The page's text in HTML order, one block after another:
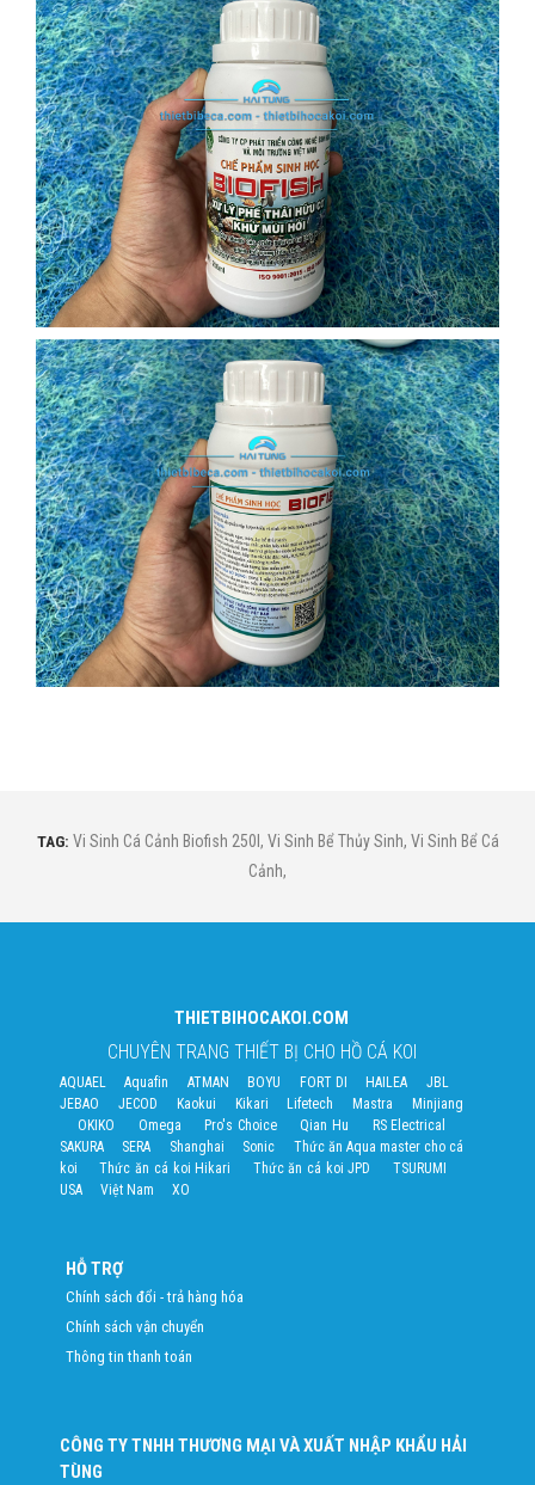
TAG: Vi Sinh Cá Cảnh Biofish 250l , Vi Sinh Bể Thủy Sinh, Vi Sinh Bể Cá
Cảnh,
THIETBIHOCAKOI.COM
CHUYÊN TRANG THIẾT BỊ CHO HỒ CÁ KOI
AQUAEL Aquafin ATMAN BOYU FORT DI HAILEA
JBL
JEBAO
JECOD Kaokui Kikari Lifetech Mastra
Minjiang
OKIKO
Omega Pro's Choice Qian Hu
RS Electrical
SAKURA
SERA Shanghai Sonic
Thức ăn Aqua master cho cá
koi
Thức ăn cá koi Hikari Thức ăn cá koi JPD
TSURUMI
USA
Việt Nam XO
HỖ TRỢ
Chính sách đổi - trả hàng hóa
Chính sách vận chuyển
Thông tin thanh toán
CÔNG TY TNHH THƯƠNG MẠI VÀ XUẤT NHẬP KHẨU HẢI
TÙNG